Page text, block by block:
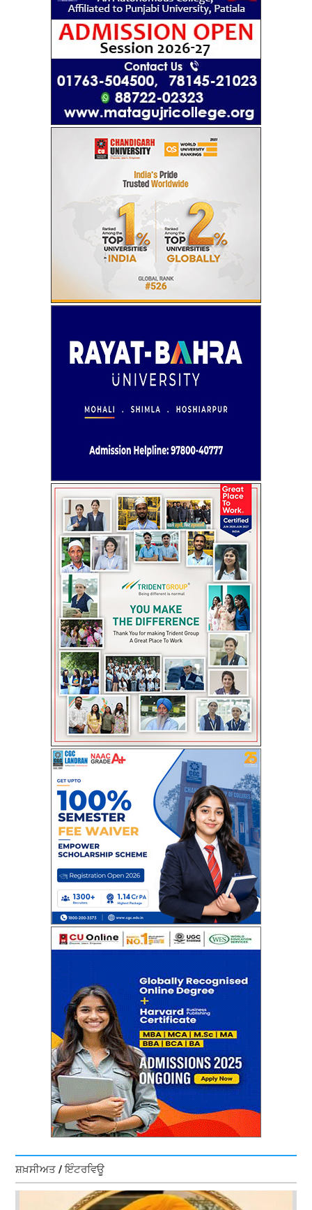
ਸ਼ਖ਼ਸੀਅਤ / ਇੰਟਰਵਿਊ